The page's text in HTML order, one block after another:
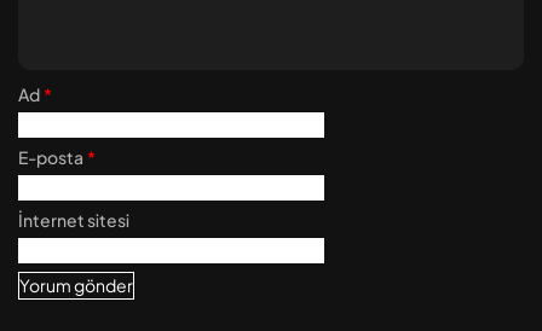
Ad *
E-posta *
İnternet sitesi